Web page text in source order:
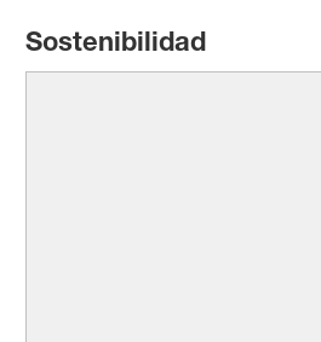
Sostenibilidad